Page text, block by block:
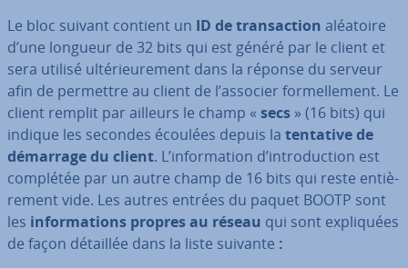
Le bloc suivant contient un ID de tran­sac­tion aléatoire
d’une longueur de 32 bits qui est généré par le client et
sera utilisé ul­té­rieu­re­ment dans la réponse du serveur
afin de permettre au client de l’associer for­mel­le­ment. Le
client remplit par ailleurs le champ « secs » (16 bits) qui
indique les secondes écoulées depuis la tentative de
démarrage du client. L’in­for­ma­tion d’in­tro­duc­tion est
complétée par un autre champ de 16 bits qui reste en­tiè­
re­ment vide. Les autres entrées du paquet BOOTP sont
les in­for­ma­tions propres au réseau qui sont ex­pli­quées
de façon détaillée dans la liste suivante :